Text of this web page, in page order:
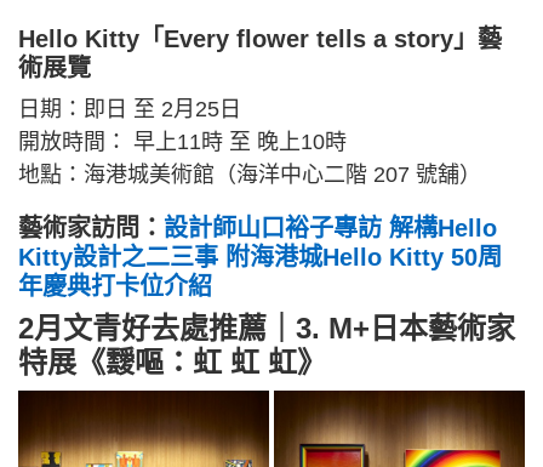
Hello Kitty「Every flower tells a story」藝
術展覽
日期：即日 至 2月25日
開放時間： 早上11時 至 晚上10時
地點：海港城美術館（海洋中心二階 207 號舖）
藝術家訪問： 設計師山口裕子專訪 解構Hello
Kitty設計之二三事 附海港城Hello Kitty 50周
年慶典打卡位介紹
2月文青好去處推薦｜3. M+日本藝術家
特展《靉嘔：虹 虹 虹》